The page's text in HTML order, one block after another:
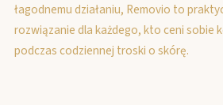
łagodnemu działaniu, Removio to
rozwiązanie dla każdego, kto ceni sobie
podczas codziennej troski o skórę.